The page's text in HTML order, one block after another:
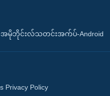
မိုဘိုင်းလ်သတင်းအက်ပ်-Android
Privacy Policy